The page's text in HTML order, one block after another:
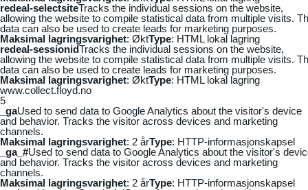
redeal-selectsiteTracks the individual sessions on the website,
allowing the website to compile statistical data from multiple visits.
data can also be used to create leads for marketing purposes.
Maksimal lagringsvarighet: ØktType: HTML lokal lagring
redeal-sessionidTracks the individual sessions on the website,
allowing the website to compile statistical data from multiple visits.
data can also be used to create leads for marketing purposes.
Maksimal lagringsvarighet: ØktType: HTML lokal lagring
www.collect.floyd.no
5
_gaUsed to send data to Google Analytics about the visitor's device
and behavior. Tracks the visitor across devices and marketing
channels.
Maksimal lagringsvarighet: 2 årType: HTTP-informasjonskapsel
_ga_#Used to send data to Google Analytics about the visitor's
and behavior. Tracks the visitor across devices and marketing
channels.
Maksimal lagringsvarighet: 2 årType: HTTP-informasjonskapsel